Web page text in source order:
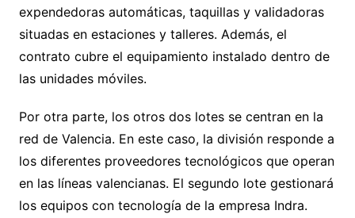
expendedoras automáticas, taquillas y validadoras
situadas en estaciones y talleres. Además, el
contrato cubre el equipamiento instalado dentro de
las unidades móviles.
Por otra parte, los otros dos lotes se centran en la
red de Valencia. En este caso, la división responde a
los diferentes proveedores tecnológicos que operan
en las líneas valencianas. El segundo lote gestionará
los equipos con tecnología de la empresa Indra.